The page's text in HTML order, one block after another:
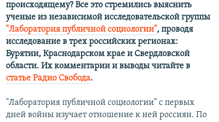
происходящему? Все это стремились выяснить
ученые из независимой исследовательской группы
"Лаборатория публичной социологии", проводя
исследование в трех российских регионах:
Бурятии, Краснодарском крае и Свердловской
области. Их комментарии и выводы читайте в
статье Радио Свобода.
"Лаборатория публичной социологии" с первых
дней войны изучает отношение к ней россиян. По